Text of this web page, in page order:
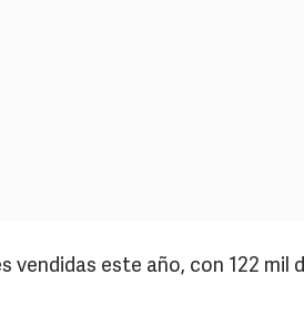
vendidas este año, con 122 mil